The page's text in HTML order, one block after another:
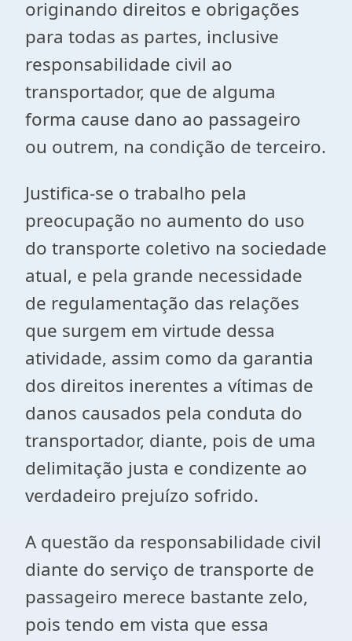
originando direitos e obrigações
para todas as partes, inclusive
responsabilidade civil ao
transportador, que de alguma
forma cause dano ao passageiro
ou outrem, na condição de terceiro.
Justifica-se o trabalho pela
preocupação no aumento do uso
do transporte coletivo na sociedade
atual, e pela grande necessidade
de regulamentação das relações
que surgem em virtude dessa
atividade, assim como da garantia
dos direitos inerentes a vítimas de
danos causados pela conduta do
transportador, diante, pois de uma
delimitação justa e condizente ao
verdadeiro prejuízo sofrido.
A questão da responsabilidade civil
diante do serviço de transporte de
passageiro merece bastante zelo,
pois tendo em vista que essa